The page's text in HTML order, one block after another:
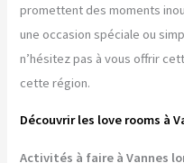
promettent des moments
une occasion spéciale ou
n’hésitez pas à vous offrir
cette région.
Découvrir les love rooms à
Activités à faire à Vannes